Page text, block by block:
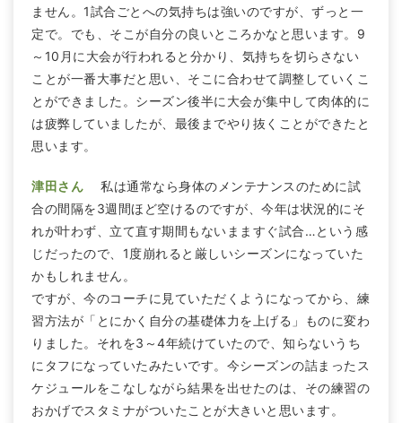
ません。1試合ごとへの気持ちは強いのですが、ずっと一
定で。でも、そこが自分の良いところかなと思います。9
～10月に大会が行われると分かり、気持ちを切らさない
ことが一番大事だと思い、そこに合わせて調整していくこ
とができました。シーズン後半に大会が集中して肉体的に
は疲弊していましたが、最後までやり抜くことができたと
思います。
津田さん 私は通常なら身体のメンテナンスのために試
合の間隔を3週間ほど空けるのですが、今年は状況的にそ
れが叶わず、立て直す期間もないまますぐ試合…という感
じだったので、1度崩れると厳しいシーズンになっていた
かもしれません。
ですが、今のコーチに見ていただくようになってから、練
習方法が「とにかく自分の基礎体力を上げる」ものに変わ
りました。それを3～4年続けていたので、知らないうち
にタフになっていたみたいです。今シーズンの詰まったス
ケジュールをこなしながら結果を出せたのは、その練習の
おかげでスタミナがついたことが大きいと思います。